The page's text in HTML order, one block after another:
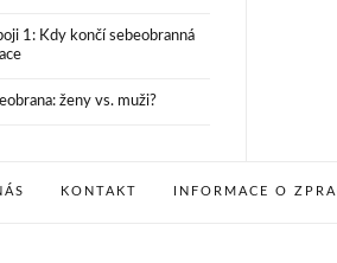
1: Kdy končí sebeobranná
ženy vs. muži?
KONTAKT INFORMACE O